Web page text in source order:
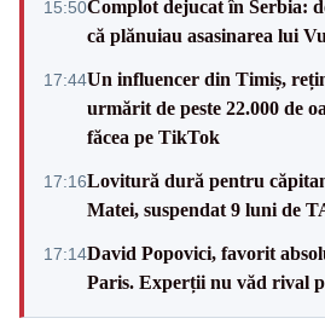
15:50Complot dejucat în Serbia:
că plănuiau asasinarea lui
17:44Un influencer din Timiș,
urmărit de peste 22.000 de
făcea pe TikTok
17:16Lovitură dură pentru
Matei, suspendat 9 luni de
17:14David Popovici, favorit
Paris. Experții nu văd rival